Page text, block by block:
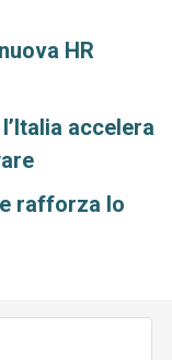
HR
accelera
rafforza lo